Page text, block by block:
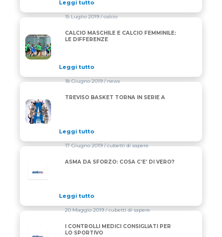
Leggi tutto
CALCIO MASCHILE E CALCIO FEMMINILE: LE
15 Luglio 2019/ calcio
CALCIO MASCHILE E CALCIO FEMMINILE:
LE DIFFERENZE
Leggi tutto
TREVISO BASKET TORNA IN SERIE A
18 Giugno 2019/ news
TREVISO BASKET TORNA IN SERIE A
Leggi tutto
17 Giugno 2019/ cubetti di sapere
ASMA DA SFORZO: COSA C’E’ DI VERO?
Leggi tutto
20 Maggio 2019/ cubetti di sapere
I CONTROLLI MEDICI CONSIGLIATI PER
LO SPORTIVO